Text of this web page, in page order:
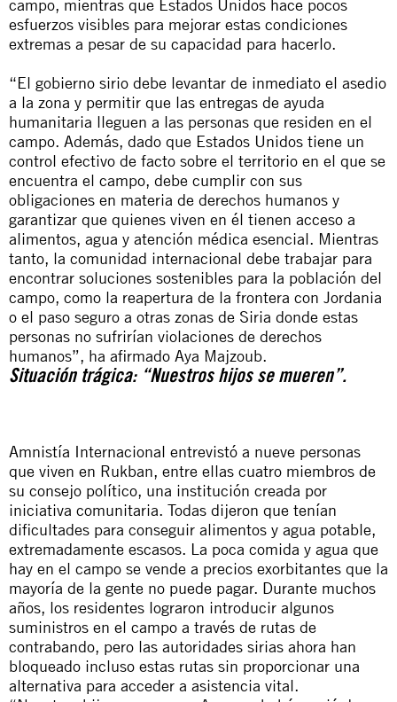
campo, mientras que Estados Unidos hace pocos
esfuerzos visibles para mejorar estas condiciones
extremas a pesar de su capacidad para hacerlo.
“El gobierno sirio debe levantar de inmediato el asedio
a la zona y permitir que las entregas de ayuda
humanitaria lleguen a las personas que residen en el
campo. Además, dado que Estados Unidos tiene un
control efectivo de facto sobre el territorio en el que se
encuentra el campo, debe cumplir con sus
obligaciones en materia de derechos humanos y
garantizar que quienes viven en él tienen acceso a
alimentos, agua y atención médica esencial. Mientras
tanto, la comunidad internacional debe trabajar para
encontrar soluciones sostenibles para la población del
campo, como la reapertura de la frontera con Jordania
o el paso seguro a otras zonas de Siria donde estas
personas no sufrirían violaciones de derechos
humanos”, ha afirmado Aya Majzoub.
Situación trágica: “Nuestros hijos se mueren”.
Amnistía Internacional entrevistó a nueve personas
que viven en Rukban, entre ellas cuatro miembros de
su consejo político, una institución creada por
iniciativa comunitaria. Todas dijeron que tenían
dificultades para conseguir alimentos y agua potable,
extremadamente escasos. La poca comida y agua que
hay en el campo se vende a precios exorbitantes que la
mayoría de la gente no puede pagar. Durante muchos
años, los residentes lograron introducir algunos
suministros en el campo a través de rutas de
contrabando, pero las autoridades sirias ahora han
bloqueado incluso estas rutas sin proporcionar una
alternativa para acceder a asistencia vital.